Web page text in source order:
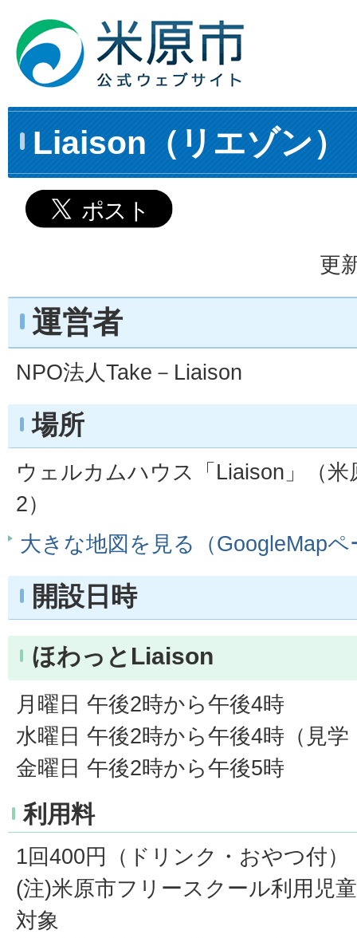
Liaison（リエゾン）
更
運営者
NPO法人Take － Liaison
場所
ウェルカムハウス「 Liaison 」（
2）
大きな地図を見る（GoogleMapペ
開設日時
ほわっとLiaison
月曜日 午後2時から午後4時
水曜日 午後2時から午後4時（見学
金曜日 午後2時から午後5時
利用料
1回400円（ドリンク・おやつ付）
(注)米原市フリースクール利用児
対象